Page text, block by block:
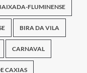
FLUMINENSE
BIRA DA VILA
CARNAVAL
CAXIAS